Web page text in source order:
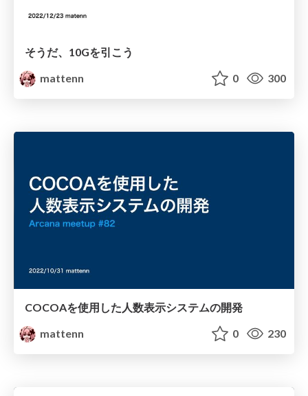
そうだ、10Gを引こう
mattenn
0 300
COCOAを使用した人数表示システムの開発
mattenn
0 230